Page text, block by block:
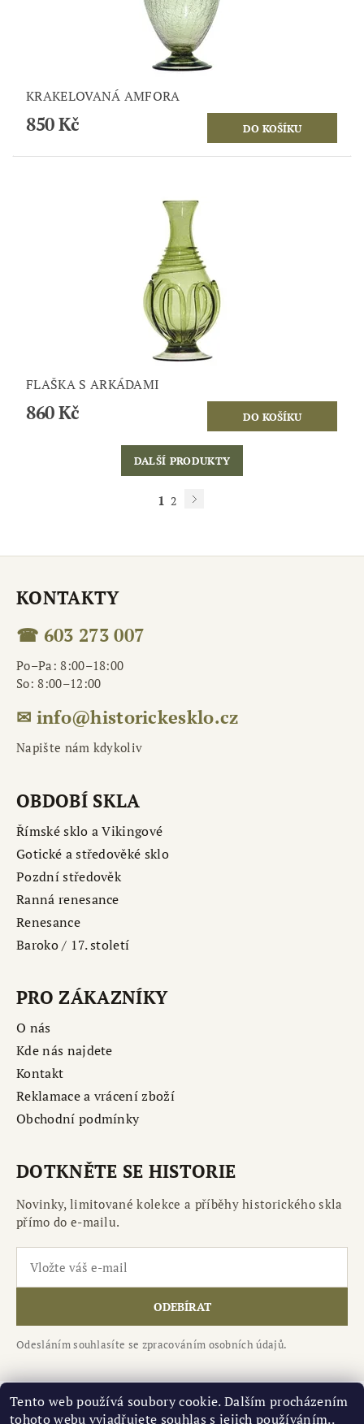
KRAKELOVANÁ AMFORA
850 Kč
FLAŠKA S ARKÁDAMI
860 Kč
DALŠÍ PRODUKTY
1 2
KONTAKTY
☎ 603 273 007
Po–Pa: 8:00–18:00
So: 8:00–12:00
✉ info@historickesklo.cz
Napište nám kdykoliv
OBDOBÍ SKLA
Římské sklo a Vikingové
Gotické a středověké sklo
Pozdní středověk
Ranná renesance
Renesance
Baroko / 17. století
PRO ZÁKAZNÍKY
O nás
Kde nás najdete
Kontakt
Reklamace a vrácení zboží
Obchodní podmínky
DOTKNĚTE SE HISTORIE
Novinky, limitované kolekce a příběhy historického skla
přímo do e-mailu.
ODEBÍRAT
Odesláním souhlasíte se zpracováním osobních údajů.
Tento web používá soubory cookie. Dalším procházením
tohoto webu vyjadřujete souhlas s jejich používáním..